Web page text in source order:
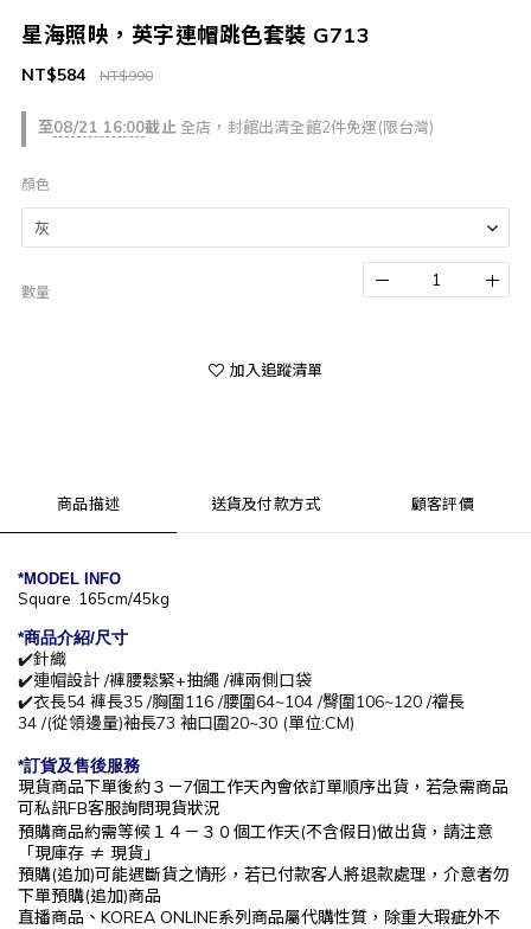
星海照映，英字連帽跳色套裝 G713
至08/21 16:00截止 全店，封館出清全館2件免運(限台灣)
NT$990
NT$584
顏色
數量
加入追蹤清單
商品描述 送貨及付款方式 顧客評價
*MODEL INFO
Square 165cm/45kg
*商品介紹/尺寸
✔️針織
✔️連帽設計 /褲腰鬆緊+抽繩 /褲兩側口袋
✔️衣長54 褲長35 /胸圍116 /腰圍64~104 /臀圍106~120 /襠長
34 /(從領邊量)袖長73 袖口圍20~30 (單位:CM)
*訂貨及售後服務
現貨商品下單後約３－7個工作天內會依訂單順序出貨， 若急需商品
可私訊FB客服詢問現貨狀況
預購商品約需等候１４－３０個工作天(不含假日)做出貨，請注意
「現庫存 ≠ 現貨」
預購(追加)可能遇斷貨之情形，若已付款客人將退款處理，介意者勿
下單預購(追加)商品
直播商品、KOREA ONLINE系列商品屬代購性質，除重大瑕疵外不